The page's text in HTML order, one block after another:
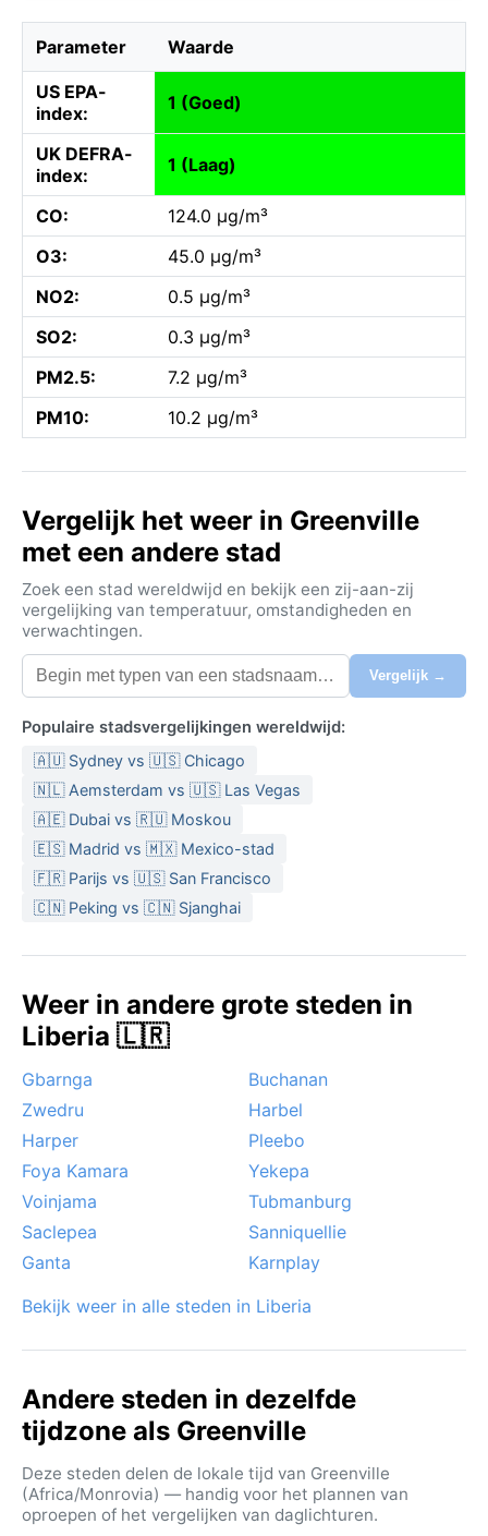
Parameter Waarde
US EPA-
index:
1 (Goed)
UK DEFRA-
index:
1 (Laag)
CO:
124.0 µg/m³
O3:
45.0 µg/m³
NO2:
0.5 µg/m³
SO2:
0.3 µg/m³
PM2.5:
7.2 µg/m³
PM10:
10.2 µg/m³
Vergelijk het weer in Greenville
met een andere stad
Zoek een stad wereldwijd en bekijk een zij-aan-zij
vergelijking van temperatuur, omstandigheden en
verwachtingen.
Vergelijk →
Populaire stadsvergelijkingen wereldwijd:
🇦🇺 Sydney vs 🇺🇸 Chicago
🇳🇱 Aemsterdam vs 🇺🇸 Las Vegas
🇦🇪 Dubai vs 🇷🇺 Moskou
🇪🇸 Madrid vs 🇲🇽 Mexico-stad
🇫🇷 Parijs vs 🇺🇸 San Francisco
🇨🇳 Peking vs 🇨🇳 Sjanghai
Weer in andere grote steden in
Liberia 🇱🇷
Gbarnga
Buchanan
Zwedru
Harbel
Harper
Pleebo
Foya Kamara
Yekepa
Voinjama
Tubmanburg
Saclepea
Sanniquellie
Ganta
Karnplay
Bekijk weer in alle steden in Liberia
Andere steden in dezelfde
tijdzone als Greenville
Deze steden delen de lokale tijd van Greenville
(Africa/Monrovia) — handig voor het plannen van
oproepen of het vergelijken van daglichturen.